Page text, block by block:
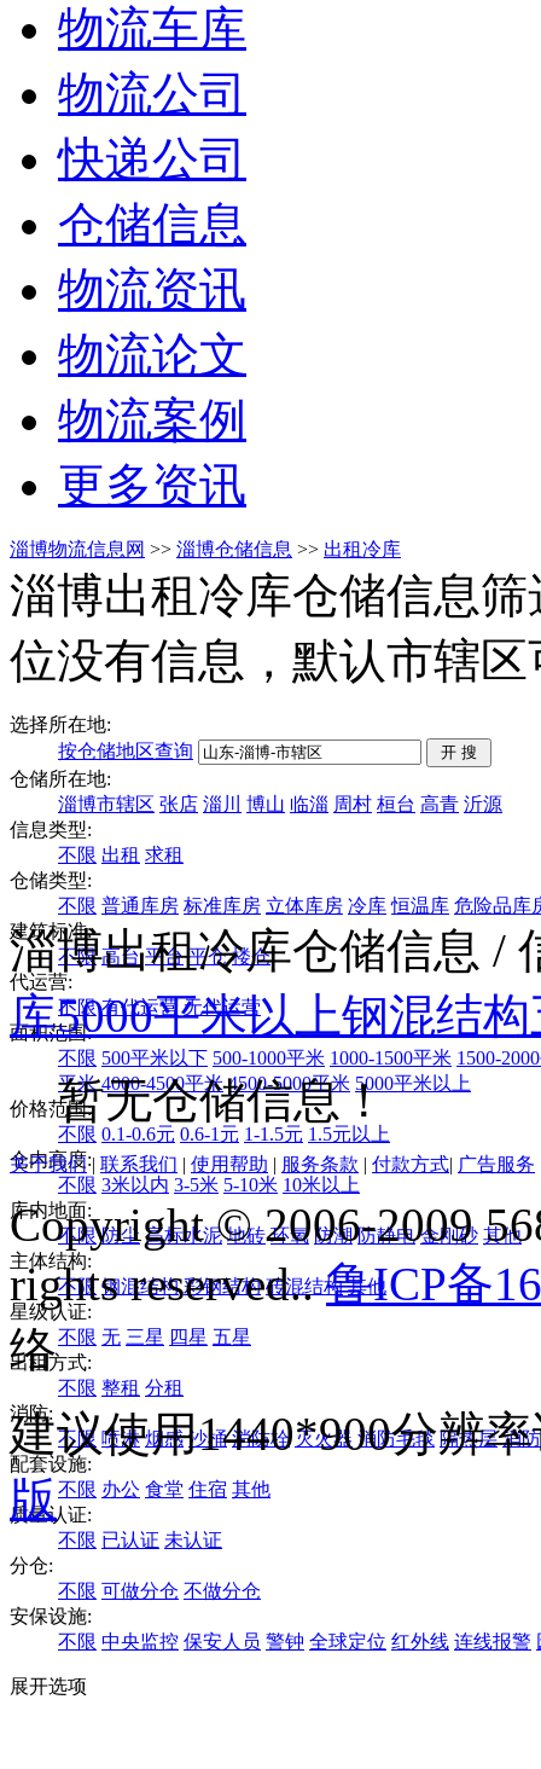
物流车库
物流公司
快递公司
仓储信息
物流资讯
物流论文
物流案例
更多资讯
淄博物流信息网 >> 淄博仓储信息 >> 出租冷库
淄博出租冷库仓储信息筛
位没有信息，默认市辖
选择所在地:
按仓储地区查询
仓储所在地:
淄博市辖区 张店 淄川 博山 临淄 周村 桓台 高青 沂源
信息类型:
不限 出租 求租
仓储类型:
不限 普通库房 标准库房 立体库房 冷库 恒温库 危险品库
建筑标准:
不限 高台 平台 平仓 楼仓
代运营:
不限 有代运营 无代运营
面积范围:
不限 500平米以下 500-1000平米 1000-1500平米 1500-
平米 4000-4500平米 4500-5000平米 5000平米以上
价格范围:
不限 0.1-0.6元 0.6-1元 1-1.5元 1.5元以上
仓内高度:
不限 3米以内 3-5米 5-10米 10米以上
库内地面:
不限 防尘 高标水泥 地砖 环氧 防潮 防静电 金刚砂 其他
主体结构:
不限 钢混结构 彩钢结构 砖混结构 其他
星级认证:
不限 无 三星 四星 五星
出租方式:
不限 整租 分租
消防:
不限 喷淋 烟感 沙桶 消防栓 灭火器 消防毛毯 隔热层 消
配套设施:
不限 办公 食堂 住宿 其他
质量认证:
不限 已认证 未认证
分仓:
不限 可做分仓 不做分仓
安保设施:
不限 中央监控 保安人员 警钟 全球定位 红外线 连线报警
展开选项
淄博出租冷库仓储信息 /
库5000平米以上钢混结构
暂无仓储信息！
关于我们| 联系我们 | 使用帮助 | 服务条款 | 付款方式| 广告服务
Copyright © 2006-2009
rights reserved..鲁ICP备
络
建议使用1440*900分辨
版